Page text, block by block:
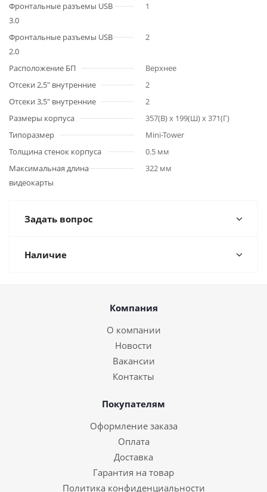
Фронтальные разъемы USB
3.0
1
Фронтальные разъемы USB
2.0
2
Расположение БП
Верхнее
Отсеки 2,5" внутренние
2
Отсеки 3,5" внутренние
2
Размеры корпуса
357(В) x 199(Ш) x 371(Г)
Типоразмер
Mini-Tower
Толщина стенок корпуса
0.5 мм
Максимальная длина
видеокарты
322 мм
Задать вопрос
Наличие
Компания
О компании
Новости
Вакансии
Контакты
Покупателям
Оформление заказа
Оплата
Доставка
Гарантия на товар
Политика конфиденциальности